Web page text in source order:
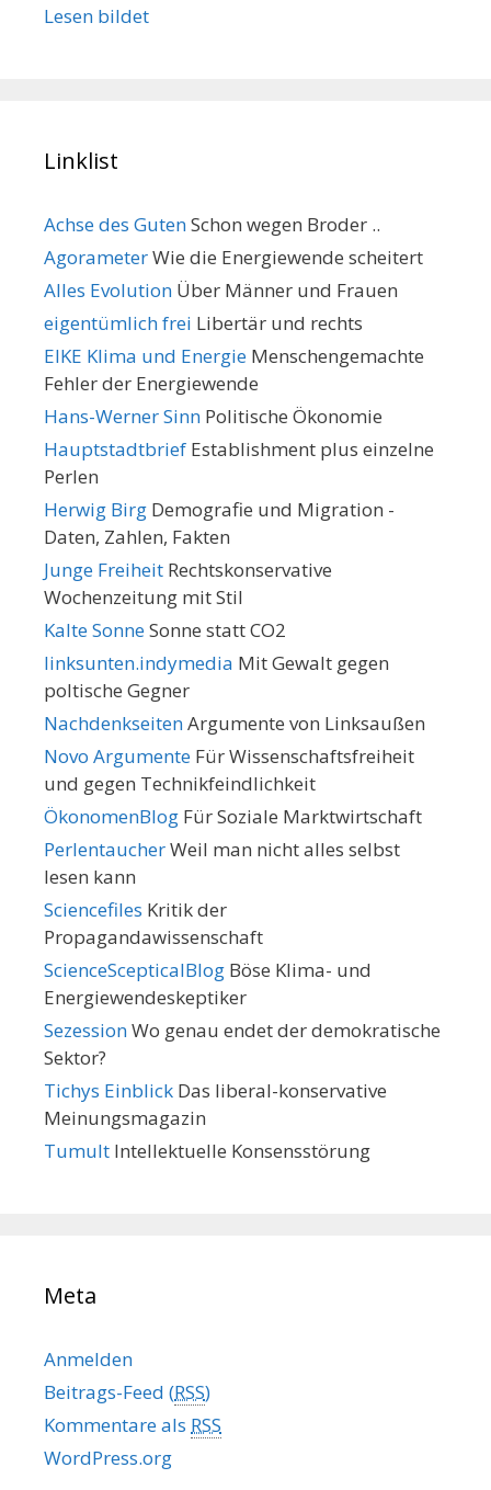
Lesen bildet
Linklist
Achse des GutenSchon wegen Broder ..
AgorameterWie die Energiewende scheitert
Alles Evolution Über Männer und Frauen
eigentümlich frei Libertär und rechts
EIKE Klima und Energie Menschengemachte
Fehler der Energiewende
Hans-Werner Sinn Politische Ökonomie
Hauptstadtbrief Establishment plus einzelne
Perlen
Herwig Birg Demografie und Migration -
Daten, Zahlen, Fakten
Junge Freiheit Rechtskonservative
Wochenzeitung mit Stil
Kalte SonneSonne statt CO2
linksunten.indymedia Mit Gewalt gegen
poltische Gegner
NachdenkseitenArgumente von Linksaußen
Novo Argumente Für Wissenschaftsfreiheit
und gegen Technikfeindlichkeit
ÖkonomenBlog Für Soziale Marktwirtschaft
PerlentaucherWeil man nicht alles selbst
lesen kann
Sciencefiles Kritik der
Propagandawissenschaft
ScienceScepticalBlog Böse Klima- und
Energiewendeskeptiker
SezessionWo genau endet der demokratische
Sektor?
Tichys Einblick Das liberal-konservative
Meinungsmagazin
Tumult Intellektuelle Konsensstörung
Meta
Anmelden
Beitrags-Feed (RSS)
Kommentare als RSS
WordPress.org